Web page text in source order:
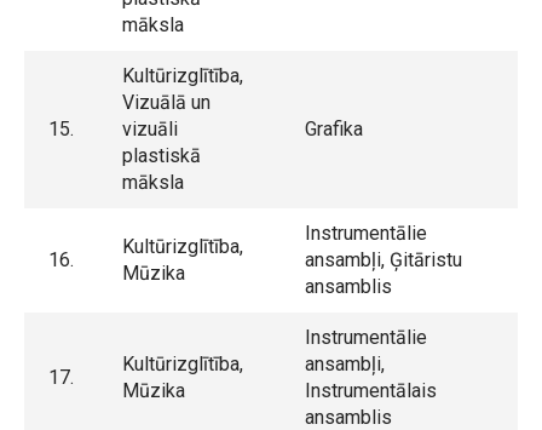
māksla
15.
Kultūrizglītība,
Vizuālā un
vizuāli
plastiskā
māksla
Grafika
16.
Kultūrizglītība,
Mūzika
Instrumentālie
ansambļi, Ģitāristu
ansamblis
17.
Kultūrizglītība,
Mūzika
Instrumentālie
ansambļi,
Instrumentālais
ansamblis